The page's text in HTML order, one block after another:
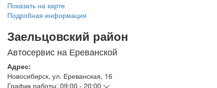
Показать на карте
Подробная информация
Заельцовский район
Автосервис на Ереванской
Адрес:
Новосибирск, ул. Ереванская, 16
График работы: 09:00 - 20:00